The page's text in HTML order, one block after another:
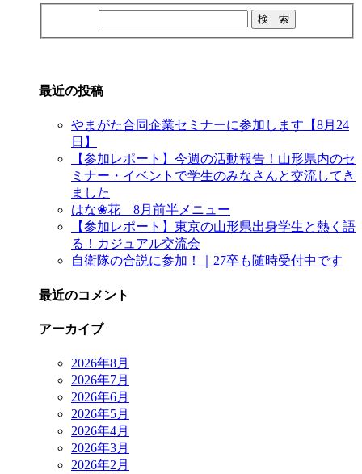
最近の投稿
やまがた合同企業セミナーに参加します【8月24
日】
【参加レポート】今週の活動報告！山形県内のセ
ミナー・イベントで学生のみなさんと交流してき
ました
はな❀花 8月前半メニュー
【参加レポート】東京の山形県出身学生と熱く語
る！カジュアル交流会
自衛隊の合説に参加！｜27卒も随時受付中です
最近のコメント
アーカイブ
2026年8月
2026年7月
2026年6月
2026年5月
2026年4月
2026年3月
2026年2月